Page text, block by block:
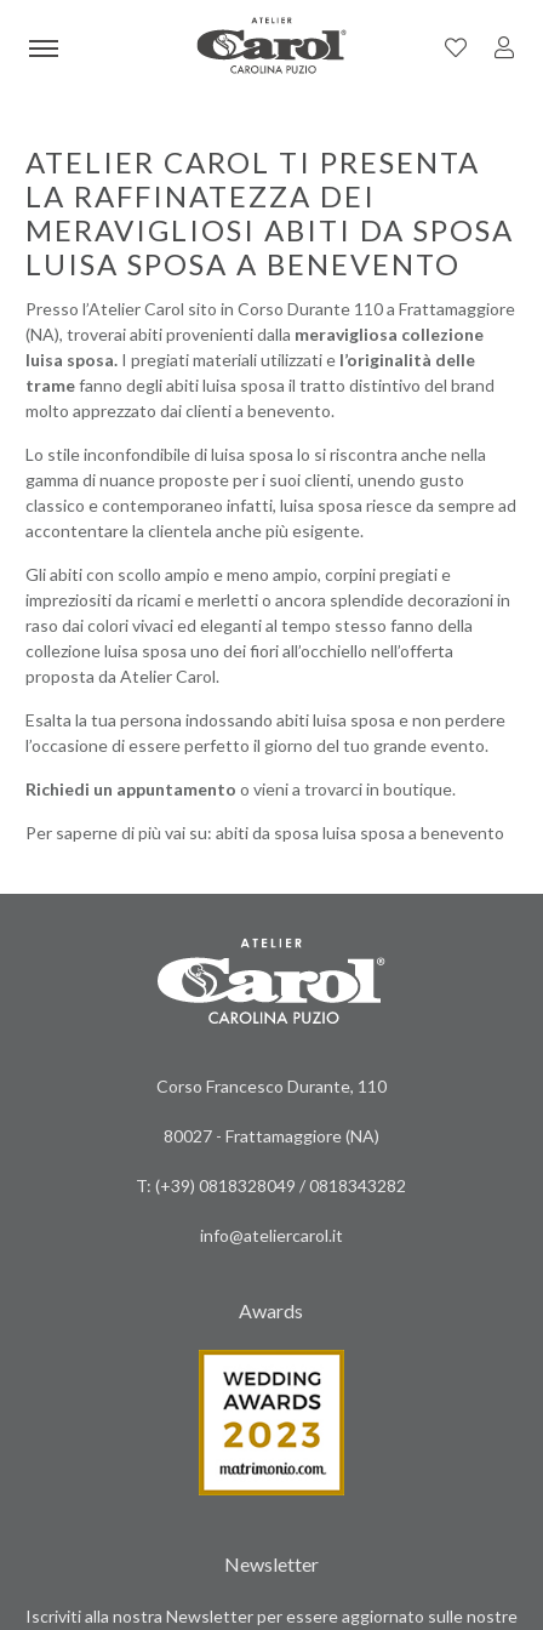
ATELIER CAROL TI PRESENTA
LA RAFFINATEZZA DEI
MERAVIGLIOSI ABITI DA SPOSA
LUISA SPOSA A BENEVENTO
Presso l’Atelier Carol sito in Corso Durante 110 a Frattamaggiore
(NA), troverai abiti provenienti dalla meravigliosa collezione
luisa sposa.I pregiati materiali utilizzati e l’originalità delle
tramefanno degli abiti luisa sposa il tratto distintivo del brand
molto apprezzato dai clienti a benevento.
Lo stile inconfondibile di luisa sposa lo si riscontra anche nella
gamma di nuance proposte per i suoi clienti, unendo gusto
classico e contemporaneo infatti, luisa sposa riesce da sempre ad
accontentare la clientela anche più esigente.
Gli abiti con scollo ampio e meno ampio, corpini pregiati e
impreziositi da ricami e merletti o ancora splendide decorazioni in
raso dai colori vivaci ed eleganti al tempo stesso fanno della
collezione luisa sposa uno dei fiori all’occhiello nell’offerta
proposta da Atelier Carol.
Esalta la tua persona indossando abiti luisa sposa e non perdere
l’occasione di essere perfetto il giorno del tuo grande evento.
Richiedi un appuntamento o vieni a trovarci in boutique.
Per saperne di più vai su: abiti da sposa luisa sposa a benevento
Corso Francesco Durante, 110
80027 - Frattamaggiore (NA)
T: (+39)0818328049/0818343282
info@ateliercarol.it
Awards
Newsletter
Iscriviti alla nostra Newsletter per essere aggiornato sulle nostre